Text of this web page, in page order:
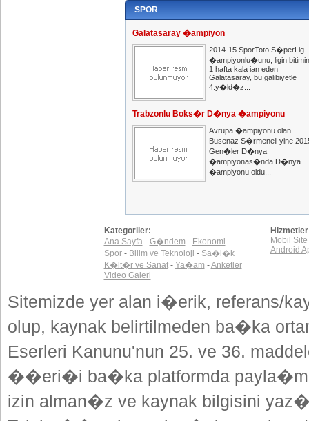
SPOR
Galatasaray �ampiyon
2014-15 SporToto S�perLig
�ampiyonlu�unu, ligin
1 hafta kala ian eden
Galatasaray, bu galibiyetle
4.y�ld�z...
Trabzonlu Boks�r D�nya �ampiyonu
Avrupa �ampiyonu olan
Busenaz S�rmeneli yine
Gen�ler D�nya
�ampiyonas�nda D�nya
�ampiyonu oldu...
Kategoriler:
Ana Sayfa- G�ndem - Ekonomi
Spor- Bilim ve Teknoloji - Sa�l�k
K�lt�r ve Sanat- Ya�am -Anketler
Video Galeri
Mobil Site
Android
Sitemizde yer alan i�erik, referans/
olup, kaynak belirtilmeden ba�ka
Eserleri Kanunu'nun 25. ve 36.
��eri�i ba�ka platformda
izin alman�z ve kaynak bilgisini